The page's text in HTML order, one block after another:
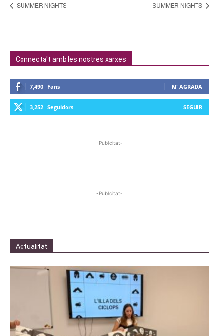
SUMMER NIGHTS SUMMER NIGHTS
Connecta't amb les nostres xarxes
7,490 Fans M' AGRADA
3,252 Seguidors SEGUIR
-Publicitat-
-Publicitat-
Actualitat